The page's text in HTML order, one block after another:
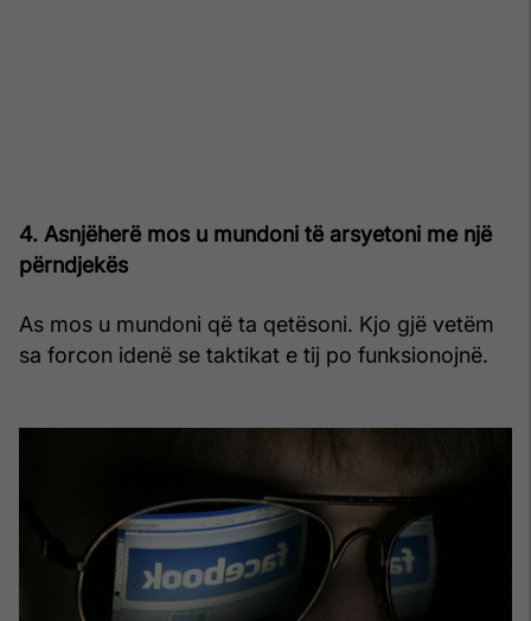
4. Asnjëherë mos u mundoni të arsyetoni me një
përndjekës
As mos u mundoni që ta qetësoni. Kjo gjë vetëm
sa forcon idenë se taktikat e tij po funksionojnë.